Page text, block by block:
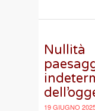
19 GIUGNO